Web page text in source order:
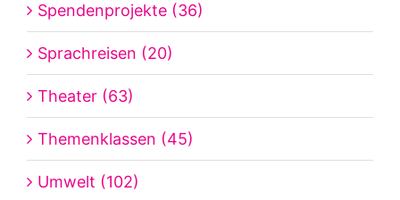
Spendenprojekte (36)
Sprachreisen (20)
Theater (63)
Themenklassen (45)
Umwelt (102)